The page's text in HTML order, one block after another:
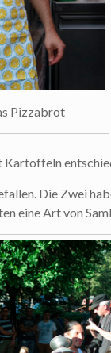
Pizzabrot
Die Zwei
eine Art von